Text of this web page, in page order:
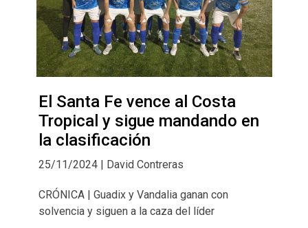
El Santa Fe vence al Costa
Tropical y sigue mandando en
la clasificación
25/11/2024 | David Contreras
CRÓNICA | Guadix y Vandalia ganan con
solvencia y siguen a la caza del líder